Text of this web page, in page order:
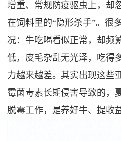
增重、常规防疫驱虫上，却
在饲料里的“隐形杀手”。很
况：牛吃喝看似正常，却频
低，皮毛杂乱无光泽，吃得
力越来越差。其实出现这些
霉菌毒素长期侵害导致的，
脱霉工作，是养好牛、提收